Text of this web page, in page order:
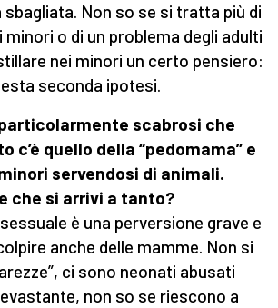
Non so se si tratta più di
minori o di un problema degli adulti
nei minori un certo pensiero:
seconda ipotesi.
scabrosi che
c’è quello della “pedomama” e
servendosi di animali.
che si arrivi a tanto?
è una perversione grave e
anche delle mamme. Non si
ci sono neonati abusati
non so se riescono a